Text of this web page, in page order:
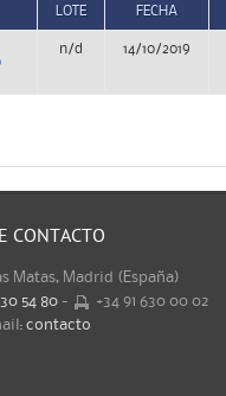
LOTE FECHA
n/d 14/10/2019
CONTACTO
Matas, Madrid (España)
54 80 -
+34 91 630 00 02
contacto